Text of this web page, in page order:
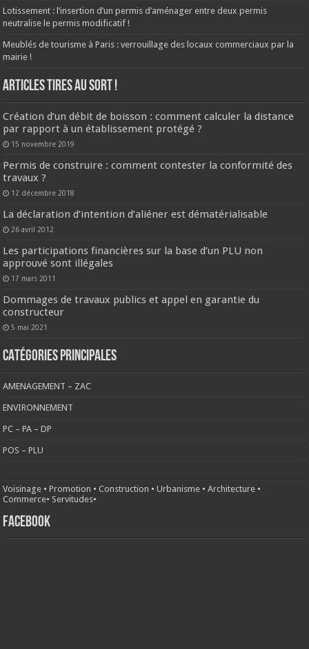
Lotissement : l’insertion d’un permis d’aménager entre deux permis
neutralise le permis modificatif !
Meublés de tourisme à Paris : verrouillage des locaux commerciaux par la
mairie !
ARTICLES TIRES AU SORT !
Création d’un débit de boisson : comment calculer la distance
par rapport à un établissement protégé ?
15 novembre 2019
Permis de construire : comment contester la conformité des
travaux ?
12 décembre 2018
La déclaration d’intention d’aliéner est dématérialisable
26 avril 2012
Les participations financières sur la base d’un PLU non
approuvé sont illégales
17 mars 2011
Dommages de travaux publics et appel en garantie du
constructeur
5 mai 2021
CATÉGORIES PRINCIPALES
AMENAGEMENT – ZAC
ENVIRONNEMENT
PC – PA – DP
POS – PLU
Voisinage •Promotion •Construction •Urbanisme •Architecture •
Commerce• Servitudes•
FACEBOOK